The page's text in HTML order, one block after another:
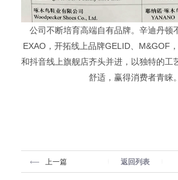
公司不断培育高端自有品牌。辛迪丹顿
EXAO，开拓线上品牌GELID、M&GOF
和抖音线上旗舰店齐头并进，以独特的工
舒适，赢得消费者青睐。
上一篇 返回列表